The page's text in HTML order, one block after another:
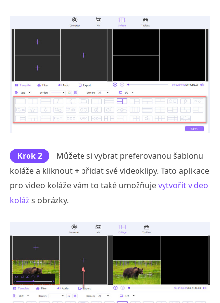
Krok 2
Můžete si vybrat preferovanou šablonu
koláže a kliknout+ přidat své videoklipy. Tato aplikace
pro video koláže vám to také umožňujevytvořit video
koláž s obrázky.